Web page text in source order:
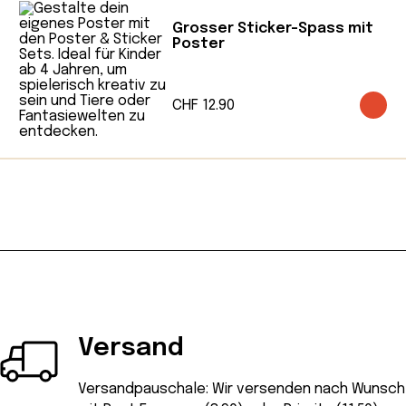
Momente fördern. Die Produktion erfolgt in
Europa, um kurze Transportwege und
verantwortungsvolles Handeln
sicherzustellen.
Grosser Sticker-Spass mit
Poster
CHF 12.90
Versand
Versandpauschale: Wir versenden nach Wunsch